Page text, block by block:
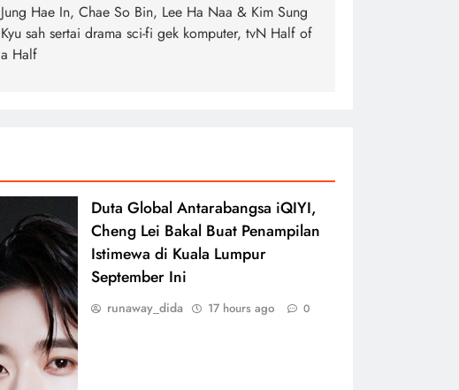
Jung Hae In, Chae So Bin, Lee Ha Naa & Kim Sung
Kyu sah sertai drama sci-fi gek komputer, tvN Half of
a Half
Duta Global Antarabangsa iQIYI,
Cheng Lei Bakal Buat Penampilan
Istimewa di Kuala Lumpur
September Ini
runaway_dida 17 hours ago 0